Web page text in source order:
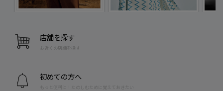
店舗を探す
お近くの店舗を探す
初めての方へ
もっと便利に！たのしむために覚えておきたい